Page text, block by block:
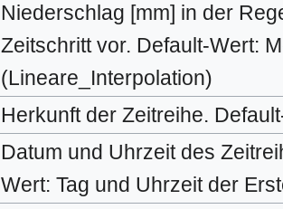
Niederschlag [mm] in der
Zeitschritt vor. Default-Wert:
(Lineare_Interpolation)
Herkunft der Zeitreihe.
Datum und Uhrzeit des
Wert: Tag und Uhrzeit der